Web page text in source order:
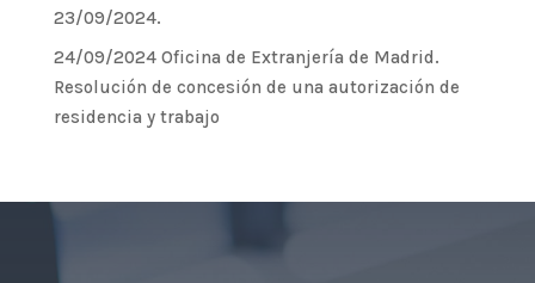
23/09/2024.
24/09/2024 Oficina de Extranjería de Madrid.
Resolución de concesión de una autorización de
residencia y trabajo